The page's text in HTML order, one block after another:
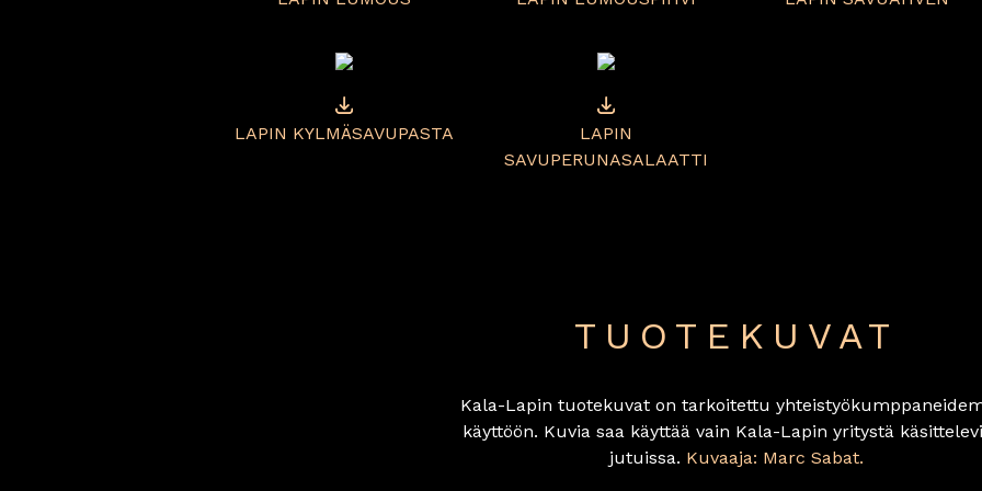
LAPIN KYLMÄSAVUPASTA
LAPIN
SAVUPERUNASALAATTI
TUOTEKUVAT
Kala-Lapin tuotekuvat on tarkoitettu
käyttöön. Kuvia saa käyttää vain Kala-Lapin yritystä
jutuissa. Kuvaaja: Marc Sabat.